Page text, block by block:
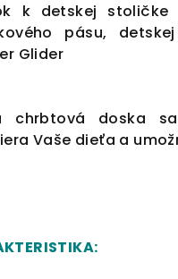
k detskej
pásu,
Glider
chrbtová doska
Vaše dieťa a